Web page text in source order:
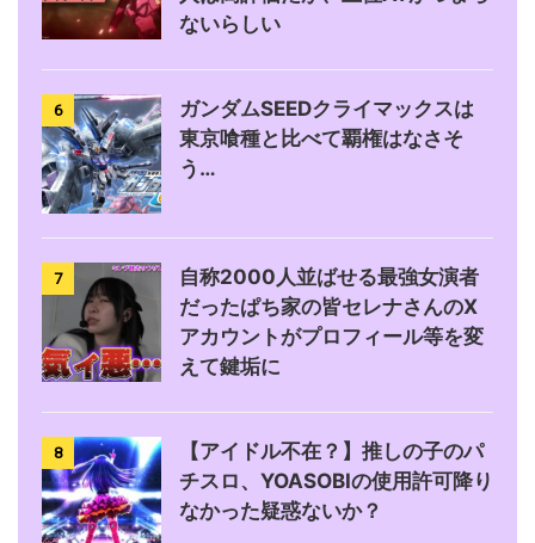
ないらしい
6
ガンダムSEEDクライマックスは
東京喰種と比べて覇権はなさそ
う…
7
自称2000人並ばせる最強女演者
だったぱち家の皆セレナさんのX
アカウントがプロフィール等を変
えて鍵垢に
8
【アイドル不在？】推しの子のパ
チスロ、YOASOBIの使用許可降り
なかった疑惑ないか？